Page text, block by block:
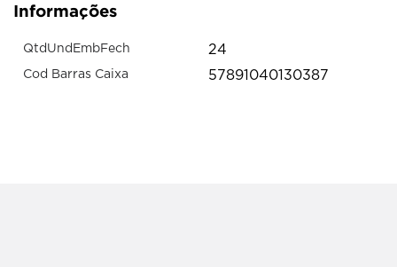
Informações
QtdUndEmbFech 24
Cod Barras Caixa 57891040130387